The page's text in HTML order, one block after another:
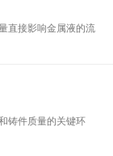
直接影响金属液的流
铸件质量的关键环